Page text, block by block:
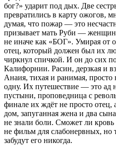
бог?» ударит под дых. Две
превратились в карту ожогов,
думая, что пожар — это
призывает мать Руби —
не иначе как «БОГ». Умирая от
отец, который должен был их
чиркнул спичкой. И он до сих
Калифорнии. Расин, дерзкая и
Анаия, тихая и ранимая, просто
одну. Их путешествие — это ад
пустыни, проповедница с
финале их ждёт не просто
дом, запуганная жена и два
не знали боли. Сможет ли
не фильм для слабонервных, но
забудут его никогда.